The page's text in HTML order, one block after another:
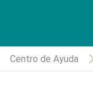
Centro de Ayuda